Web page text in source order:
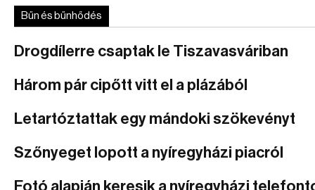
Bűn és bűnhődés
Drogdílerre csaptak le Tiszavasváriban
Három pár cipőtt vitt el a plázából
Letartóztattak egy mándoki szökevényt
Szőnyeget lopott a nyíregyházi piacról
Fotó alapján keresik a nyíregyházi